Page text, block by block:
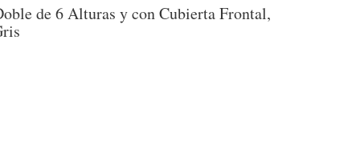
de 6 Alturas y con Cubierta Frontal,